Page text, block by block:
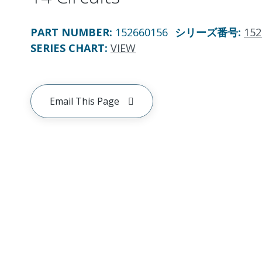
PART NUMBER: 152660156 シリーズ番号:
SERIES CHART: VIEW
Email This Page